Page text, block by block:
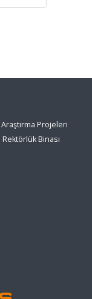
Projeleri
Binası